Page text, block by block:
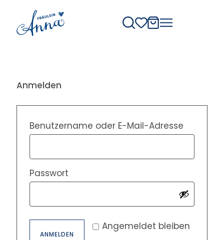
Anmelden
Benutzername oder E-Mail-Adresse
Passwort
Angemeldet bleiben
ANMELDEN